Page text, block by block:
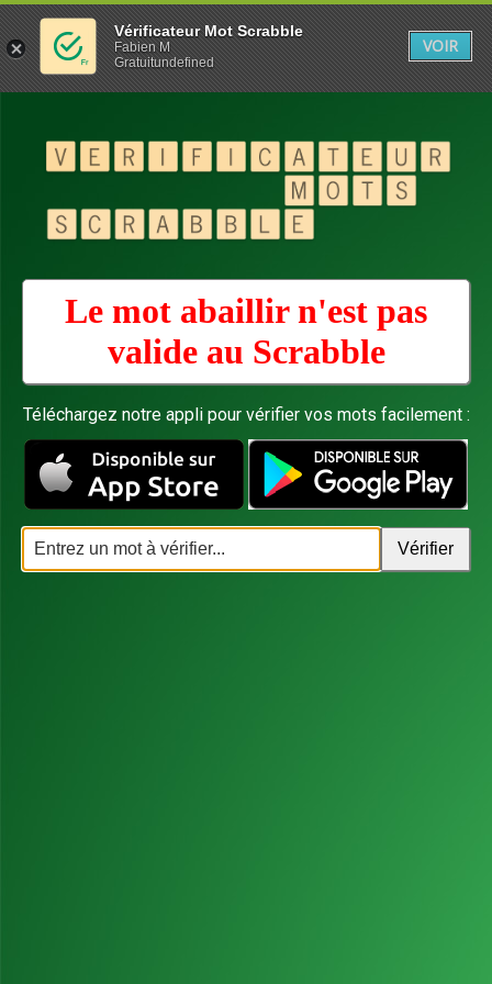
Le mot abaillir n'est pas
valide au Scrabble
Téléchargez notre appli pour vérifier vos mots facilement :
Vérificateur Mot Scrabble
Fabien M
Gratuitundefined
VOIR